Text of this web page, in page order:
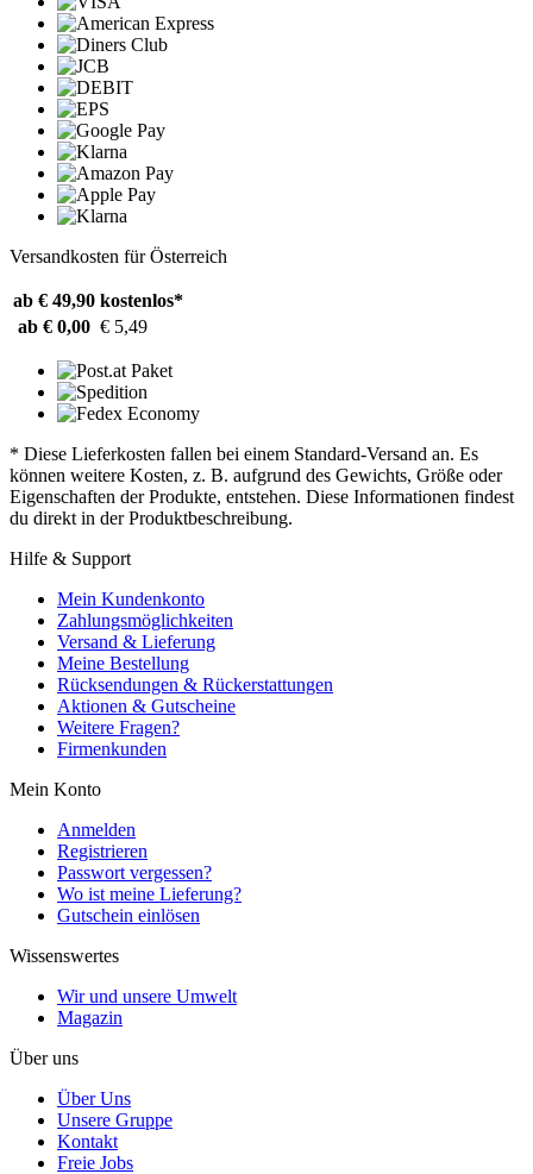
Versandkosten für Österreich
ab € 49,90 kostenlos*
ab € 0,00 € 5,49
* Diese Lieferkosten fallen bei einem Standard-Versand an. Es
können weitere Kosten, z. B. aufgrund des Gewichts, Größe oder
Eigenschaften der Produkte, entstehen. Diese Informationen findest
du direkt in der Produktbeschreibung.
Hilfe & Support
Mein Kundenkonto
Zahlungsmöglichkeiten
Versand & Lieferung
Meine Bestellung
Rücksendungen & Rückerstattungen
Aktionen & Gutscheine
Weitere Fragen?
Firmenkunden
Mein Konto
Anmelden
Registrieren
Passwort vergessen?
Wo ist meine Lieferung?
Gutschein einlösen
Wissenswertes
Wir und unsere Umwelt
Magazin
Über uns
Über Uns
Unsere Gruppe
Kontakt
Freie Jobs